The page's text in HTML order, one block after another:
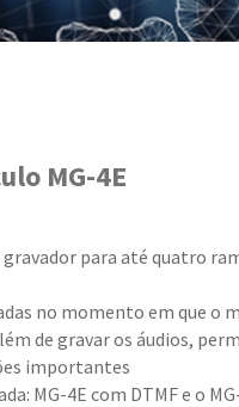
MG-4E
gravador para até quatro
no momento em que o
de gravar os áudios,
importantes
MG-4E com DTMF e o